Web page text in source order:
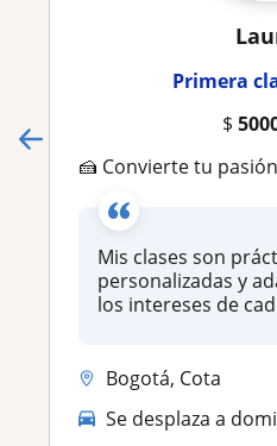
Primera
$
🍰 Convierte tu pasión por la cocina en habilidades reales.
Mis clases son
personalizadas y
los intereses de
Bogotá, Cota
Se desplaza a